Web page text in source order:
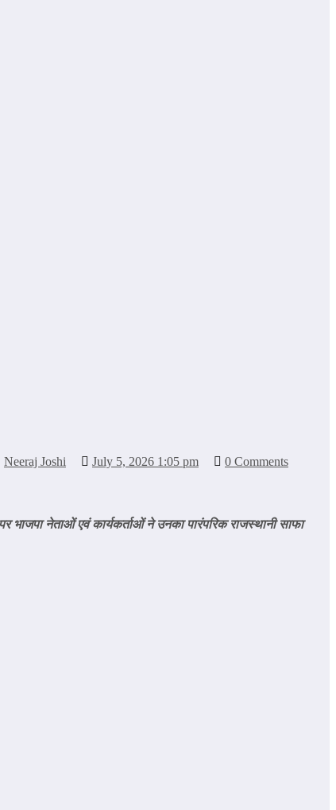
Neeraj Joshi July 5, 2026 1:05 pm 0 Comments
भाजपा नेताओं एवं कार्यकर्ताओं ने उनका पारंपरिक राजस्थानी साफा